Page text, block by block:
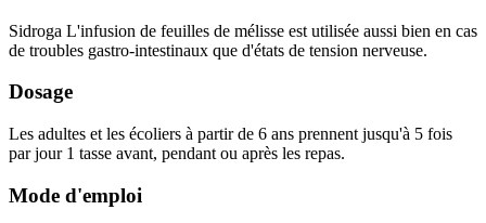
Sidroga L'infusion de feuilles de mélisse est utilisée aussi bien en cas
de troubles gastro-intestinaux que d'états de tension nerveuse.
Dosage
Les adultes et les écoliers à partir de 6 ans prennent jusqu'à 5 fois
par jour 1 tasse avant, pendant ou après les repas.
Mode d'emploi